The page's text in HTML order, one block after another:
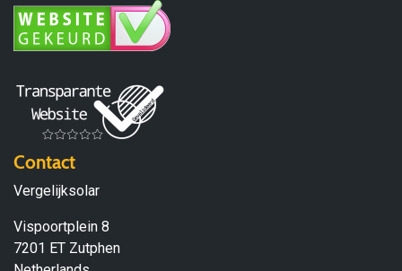
Contact
Vergelijksolar
Vispoortplein 8
7201 ET Zutphen